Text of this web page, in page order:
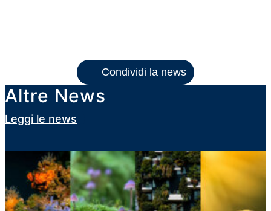
Condividi la news
Altre News
Leggi le news